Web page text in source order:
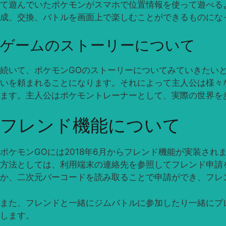
て遊んでいたポケモンがスマホで位置情報を使って遊べ
成、交換、バトルを画面上で楽しむことができるものに
ゲームのストーリーについて
続いて、ポケモンGOのストーリーについてみていきた
いを頼まれることになります。それによって主人公は様
ます。主人公はポケモントレーナーとして、実際の世界
フレンド機能について
ポケモンGOには2018年6月からフレンド機能が実装され
方法としては、利用端末の連絡先を参照してフレンド申
か、二次元バーコードを読み取ることで申請ができ、フ
また、フレンドと一緒にジムバトルに参加したり一緒に
します。